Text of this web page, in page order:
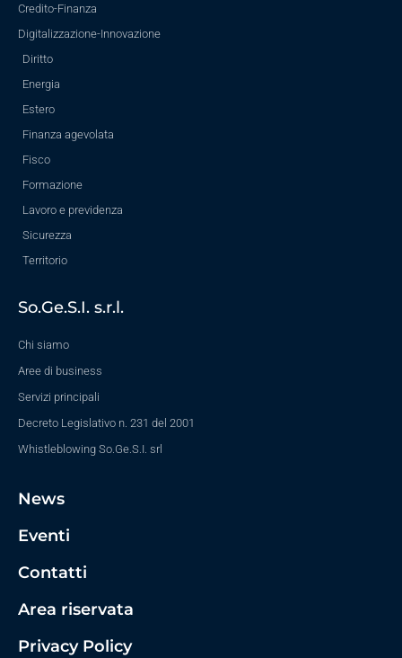
Credito-Finanza
Digitalizzazione-Innovazione
Diritto
Energia
Estero
Finanza agevolata
Fisco
Formazione
Lavoro e previdenza
Sicurezza
Territorio
So.Ge.S.I. s.r.l.
Chi siamo
Aree di business
Servizi principali
Decreto Legislativo n. 231 del 2001
Whistleblowing So.Ge.S.I. srl
News
Eventi
Contatti
Area riservata
Privacy Policy